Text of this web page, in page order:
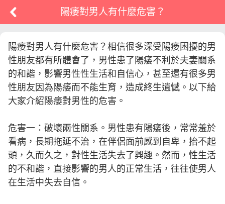
陽痿對男人有什麼危害？
陽痿對男人有什麼危害？相信很多深受陽痿困擾的男
性朋友都有所體會了，男性患了陽痿不利於夫妻關系
的和諧，影響男性性生活和自信心，甚至還有很多男
性朋友因為陽痿而不能生育，造成終生遺憾。以下給
大家介紹陽痿對男性的危害。
危害一：破壞兩性關系。男性患有陽痿後，常常羞於
看病，長期拖延不治，在伴侶面前感到自卑，抬不起
頭，久而久之，對性生活失去了興趣。然而，性生活
的不和諧，直接影響的男人的正常生活，往往使男人
在生活中失去自信。